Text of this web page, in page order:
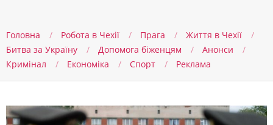
Головна Робота в Чехії Прага
Життя в Чеxії
Битва за Україну
Допомога біженцям
Анонси
Кримінал
Економіка Спорт Реклама